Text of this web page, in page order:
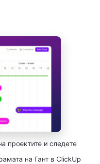
проектите и следете
на Гант в ClickUp